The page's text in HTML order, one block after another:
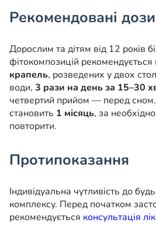
Рекомендовані дози
Дорослим та дітям від 12 років
фітокомпозицій
крапель, розведених у двох
води, 3 рази на день за 15–30
четвертий прийом — перед сном.
становить 1 місяць, за
повторити.
Протипоказання
Індивідуальна чутливість до
комплексу. Перед початком
рекомендується консультація